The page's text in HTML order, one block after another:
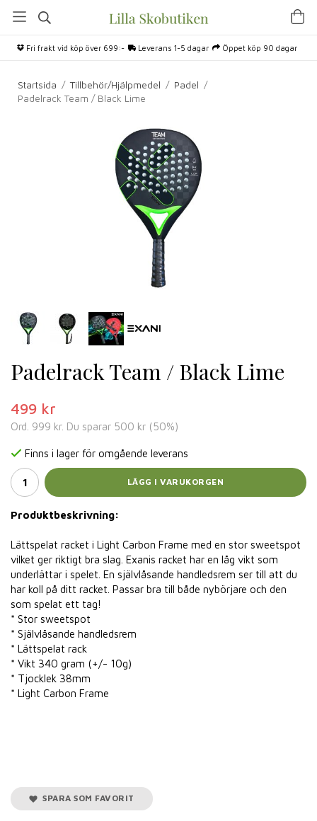
Fri frakt vid köp över 699:- Leverans 1-5 dagar Öppet köp 90 dagar
Startsida / Tillbehör/Hjälpmedel / Padel /
Padelrack Team / Black Lime
Padelrack Team / Black Lime
499 kr
Ord. 999 kr. Du sparar 500 kr (50%)
Finns i lager för omgående leverans
LÄGG I VARUKORGEN
Produktbeskrivning:
Lättspelat racket i Light Carbon Frame med en stor sweetspot
vilket ger riktigt bra slag. Exanis racket har en låg vikt som
underlättar i spelet. En självlåsande handledsrem ser till att du
har koll på ditt racket. Passar bra till både nybörjare och den
som spelat ett tag!
* Stor sweetspot
* Självlåsande handledsrem
* Lättspelat rack
* Vikt 340 gram (+/- 10g)
* Tjocklek 38mm
* Light Carbon Frame
SPARA SOM FAVORIT